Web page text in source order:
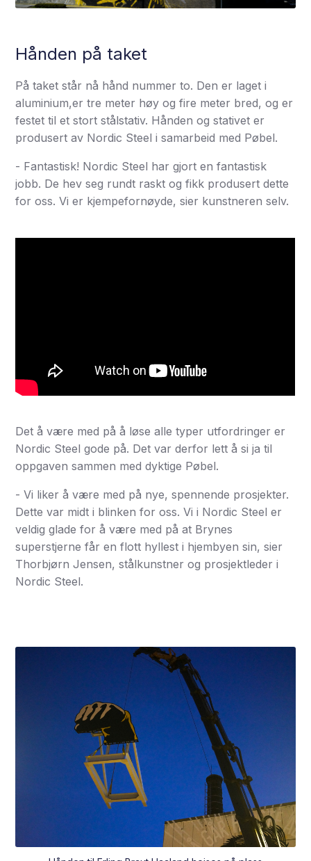
Hånden på taket
På taket står nå hånd nummer to. Den er laget i
aluminium,er tre meter høy og fire meter bred, og er
festet til et stort stålstativ. Hånden og stativet er
produsert av Nordic Steel i samarbeid med Pøbel.
- Fantastisk! Nordic Steel har gjort en fantastisk
jobb. De hev seg rundt raskt og fikk produsert dette
for oss. Vi er kjempefornøyde, sier kunstneren selv.
Det å være med på å løse alle typer utfordringer er
Nordic Steel gode på. Det var derfor lett å si ja til
oppgaven sammen med dyktige Pøbel.
- Vi liker å være med på nye, spennende prosjekter.
Dette var midt i blinken for oss. Vi i Nordic Steel er
veldig glade for å være med på at Brynes
superstjerne får en flott hyllest i hjembyen sin, sier
Thorbjørn Jensen, stålkunstner og prosjektleder i
Nordic Steel.